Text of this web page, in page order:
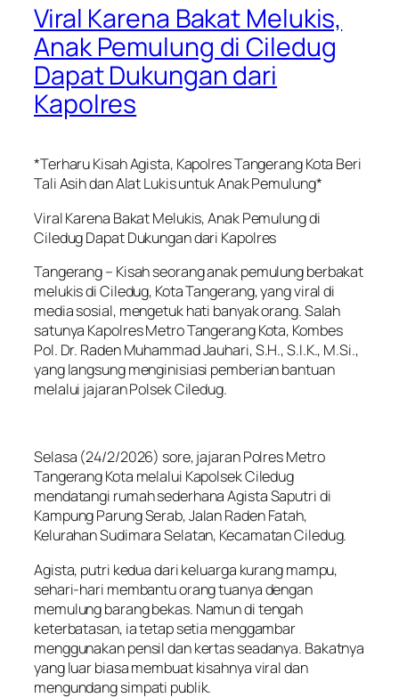
Viral Karena Bakat Melukis,
Anak Pemulung di Ciledug
Dapat Dukungan dari
Kapolres
*Terharu Kisah Agista, Kapolres Tangerang Kota Beri
Tali Asih dan Alat Lukis untuk Anak Pemulung*
Viral Karena Bakat Melukis, Anak Pemulung di
Ciledug Dapat Dukungan dari Kapolres
Tangerang – Kisah seorang anak pemulung berbakat
melukis di Ciledug, Kota Tangerang, yang viral di
media sosial, mengetuk hati banyak orang. Salah
satunya Kapolres Metro Tangerang Kota, Kombes
Pol. Dr. Raden Muhammad Jauhari, S.H., S.I.K., M.Si.,
yang langsung menginisiasi pemberian bantuan
melalui jajaran Polsek Ciledug.
Selasa (24/2/2026) sore, jajaran Polres Metro
Tangerang Kota melalui Kapolsek Ciledug
mendatangi rumah sederhana Agista Saputri di
Kampung Parung Serab, Jalan Raden Fatah,
Kelurahan Sudimara Selatan, Kecamatan Ciledug.
Agista, putri kedua dari keluarga kurang mampu,
sehari-hari membantu orang tuanya dengan
memulung barang bekas. Namun di tengah
keterbatasan, ia tetap setia menggambar
menggunakan pensil dan kertas seadanya. Bakatnya
yang luar biasa membuat kisahnya viral dan
mengundang simpati publik.